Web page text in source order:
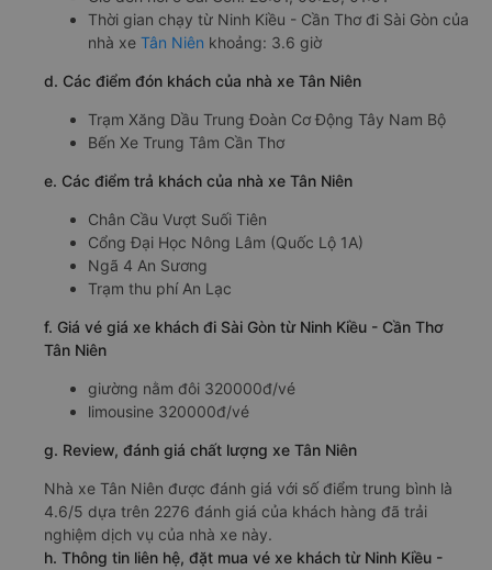
Thời gian chạy từ Ninh Kiều - Cần Thơ đi Sài Gòn của
nhà xe Tân Niên khoảng: 3.6 giờ
d. Các điểm đón khách của nhà xe Tân Niên
Trạm Xăng Dầu Trung Đoàn Cơ Động Tây Nam Bộ
Bến Xe Trung Tâm Cần Thơ
e. Các điểm trả khách của nhà xe Tân Niên
Chân Cầu Vượt Suối Tiên
Cổng Đại Học Nông Lâm (Quốc Lộ 1A)
Ngã 4 An Sương
Trạm thu phí An Lạc
f. Giá vé giá xe khách đi Sài Gòn từ Ninh Kiều - Cần Thơ
Tân Niên
giường nằm đôi 320000đ/vé
limousine 320000đ/vé
g. Review, đánh giá chất lượng xe Tân Niên
Nhà xe Tân Niên được đánh giá với số điểm trung bình là
4.6/5 dựa trên 2276 đánh giá của khách hàng đã trải
nghiệm dịch vụ của nhà xe này.
h. Thông tin liên hệ, đặt mua vé xe khách từ Ninh Kiều -